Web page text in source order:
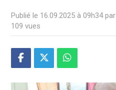
Publié le 16.09.2025 à 09h34 par
109 vues